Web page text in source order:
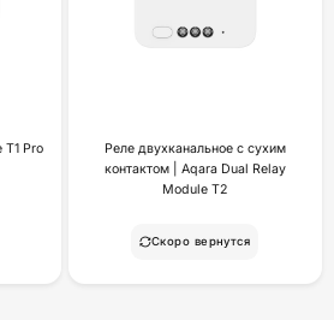
T1 Pro
Реле двухканальное с сухим
контактом | Aqara Dual Relay
Module T2
Скоро вернутся